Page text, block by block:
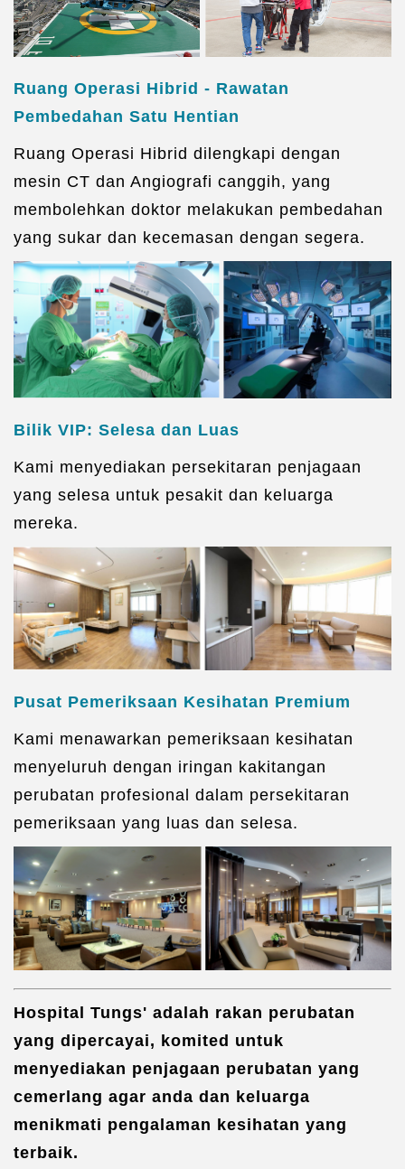
Ruang Operasi Hibrid - Rawatan
Pembedahan Satu Hentian
Ruang Operasi Hibrid dilengkapi dengan
mesin CT dan Angiografi canggih, yang
membolehkan doktor melakukan pembedahan
yang sukar dan kecemasan dengan segera.
Bilik VIP: Selesa dan Luas
Kami menyediakan persekitaran penjagaan
yang selesa untuk pesakit dan keluarga
mereka.
Pusat Pemeriksaan Kesihatan Premium
Kami menawarkan pemeriksaan kesihatan
menyeluruh dengan iringan kakitangan
perubatan profesional dalam persekitaran
pemeriksaan yang luas dan selesa.
Hospital Tungs' adalah rakan perubatan
yang dipercayai, komited untuk
menyediakan penjagaan perubatan yang
cemerlang agar anda dan keluarga
menikmati pengalaman kesihatan yang
terbaik.